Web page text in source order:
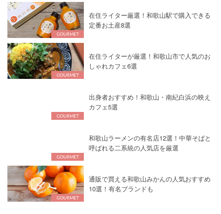
在住ライター厳選！和歌山駅で購入できる
定番お土産8選
在住ライターが厳選！和歌山市で人気のお
しゃれカフェ6選
出身者おすすめ！和歌山・南紀白浜の映え
カフェ5選
和歌山ラーメンの有名店12選！中華そばと
呼ばれる二系統の人気店を厳選
通販で買える和歌山みかんの人気おすすめ
10選！有名ブランドも